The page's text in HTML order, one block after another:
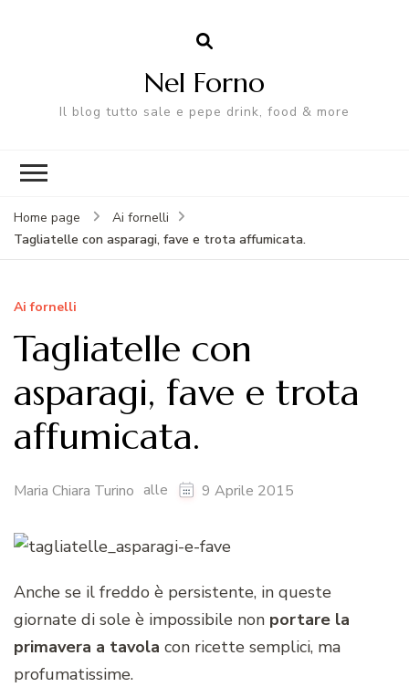
Nel Forno
Il blog tutto sale e pepe drink, food & more
Home page
Ai fornelli
Tagliatelle con asparagi, fave e trota affumicata.
Ai fornelli
Tagliatelle con
asparagi, fave e trota
affumicata.
Maria Chiara Turino alle 9 Aprile 2015
Anche se il freddo è persistente, in queste
giornate di sole è impossibile non portare la
primavera a tavola con ricette semplici, ma
profumatissime.